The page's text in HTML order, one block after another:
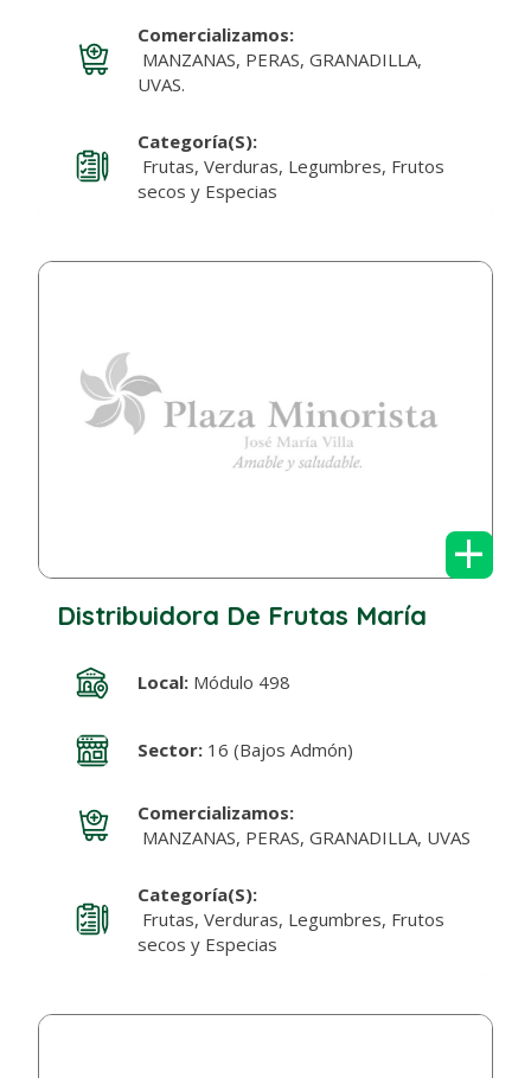
Comercializamos:
MANZANAS, PERAS, GRANADILLA,
UVAS.
Categoría(s):
Frutas, Verduras, Legumbres, Frutos
secos y Especias
+
Distribuidora De Frutas María
Local:Módulo 498
Sector:16 (Bajos Admón)
Comercializamos:
MANZANAS, PERAS, GRANADILLA, UVAS
Categoría(s):
Frutas, Verduras, Legumbres, Frutos
secos y Especias